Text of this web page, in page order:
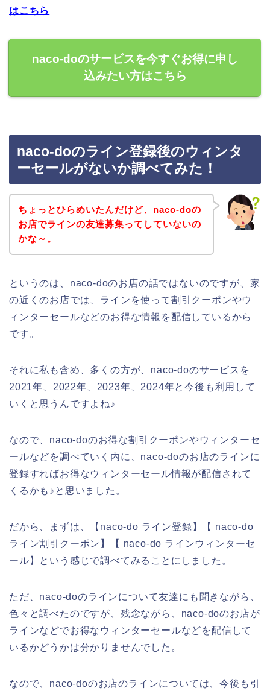
はこちら
naco-doのサービスを今すぐお得に申し
込みたい方はこちら
naco-doのライン登録後のウィンタ
ーセールがないか調べてみた！
ちょっとひらめいたんだけど、naco-doの
お店でラインの友達募集ってしていないの
かな～。
というのは、naco-doのお店の話ではないのですが、家
の近くのお店では、ラインを使って割引クーポンやウ
ィンターセールなどのお得な情報を配信しているから
です。
それに私も含め、多くの方が、naco-doのサービスを
2021年、2022年、2023年、2024年と今後も利用して
いくと思うんですよね♪
なので、naco-doのお得な割引クーポンやウィンターセ
ールなどを調べていく内に、naco-doのお店のラインに
登録すればお得なウィンターセール情報が配信されて
くるかも♪と思いました。
だから、まずは、【naco-do ライン登録】【 naco-do
ライン割引クーポン】【 naco-do ラインウィンターセ
ール】という感じで調べてみることにしました。
ただ、naco-doのラインについて友達にも聞きながら、
色々と調べたのですが、残念ながら、naco-doのお店が
ラインなどでお得なウィンターセールなどを配信して
いるかどうかは分かりませんでした。
なので、naco-doのお店のラインについては、今後も引